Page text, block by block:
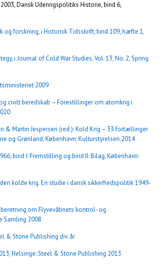
Dansk Udenrigspolitiks Historie, bind 6,
forskning, i Historisk Tidsskrift, bind 109, hæfte 1,
i Journal of Cold War Studies, Vol. 13, No. 2, Spring
2009
civilt beredskab – Forestillinger om atomkrig i
& Martin Jespersen (red.): Kold Krig – 33 fortællinger
og Grønland, København: Kulturstyrelsen 2014
bind I: Fremstilling og bind II: Bilag, København:
kolde krig. En studie i dansk sikkerhedspolitik 1949-
beretning om Flyvevåbnets kontrol- og
Samling 2008
& Stone Publishing div. år
Helsinge: Steel & Stone Publishing 2013